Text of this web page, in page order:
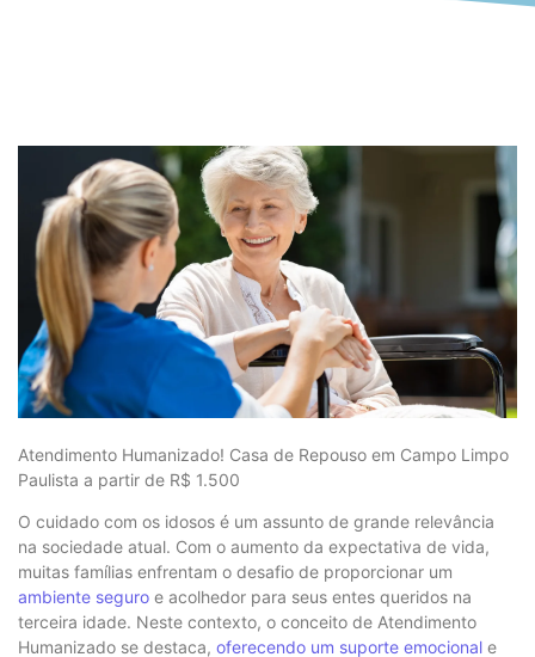
Atendimento Humanizado! Casa de Repouso em Campo Limpo
Paulista a partir de R$ 1.500
O cuidado com os idosos é um assunto de grande relevância
na sociedade atual. Com o aumento da expectativa de vida,
muitas famílias enfrentam o desafio de proporcionar um
ambiente seguro e acolhedor para seus entes queridos na
terceira idade. Neste contexto, o conceito de Atendimento
Humanizado se destaca, oferecendo um suporte emocional e